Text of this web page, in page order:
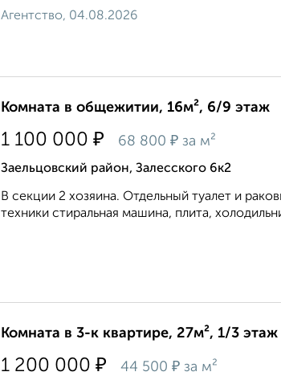
Агентство, 04.08.2026
Комната в общежитии, 16м², 6/9 этаж
1 100 000 ₽ 68 800 ₽ за м²
Заельцовский район, Залесского 6к2
В секции 2 хозяина. Отдельный туалет и
техники стиральная машина, плита,
Комната в 3-к квартире, 27м², 1/3 этаж
1 200 000 ₽ 44 500 ₽ за м²